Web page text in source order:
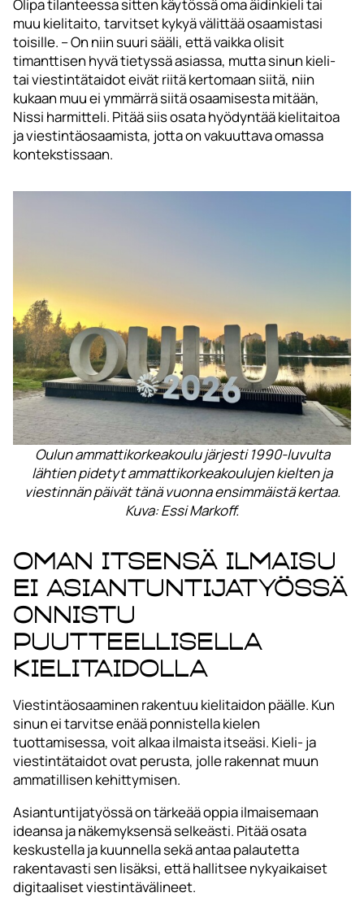
Olipa tilanteessa sitten käytössä oma äidinkieli tai
muu kielitaito, tarvitset kykyä välittää osaamistasi
toisille. – On niin suuri sääli, että vaikka olisit
timanttisen hyvä tietyssä asiassa, mutta sinun kieli-
tai viestintätaidot eivät riitä kertomaan siitä, niin
kukaan muu ei ymmärrä siitä osaamisesta mitään,
Nissi harmitteli. Pitää siis osata hyödyntää kielitaitoa
ja viestintäosaamista, jotta on vakuuttava omassa
kontekstissaan.
Oulun ammattikorkeakoulu järjesti 1990-luvulta
lähtien pidetyt ammattikorkeakoulujen kielten ja
viestinnän päivät tänä vuonna ensimmäistä kertaa.
Kuva: Essi Markoff.
Oman itsensä ilmaisu
ei asiantuntijatyössä
onnistu
puutteellisella
kielitaidolla
Viestintäosaaminen rakentuu kielitaidon päälle. Kun
sinun ei tarvitse enää ponnistella kielen
tuottamisessa, voit alkaa ilmaista itseäsi. Kieli- ja
viestintätaidot ovat perusta, jolle rakennat muun
ammatillisen kehittymisen.
Asiantuntijatyössä on tärkeää oppia ilmaisemaan
ideansa ja näkemyksensä selkeästi. Pitää osata
keskustella ja kuunnella sekä antaa palautetta
rakentavasti sen lisäksi, että hallitsee nykyaikaiset
digitaaliset viestintävälineet.